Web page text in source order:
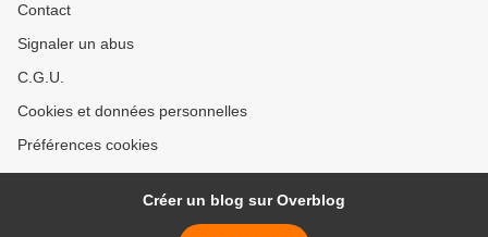
Contact
Signaler un abus
C.G.U.
Cookies et données personnelles
Préférences cookies
Créer un blog sur Overblog